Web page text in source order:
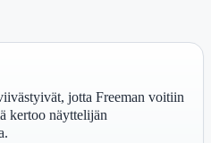
jotta Freeman voitiin
kertoo näyttelijän